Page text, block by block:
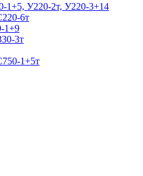
1+5, У220-2т, У220-3+14
6т
1+9
3т
1+5т